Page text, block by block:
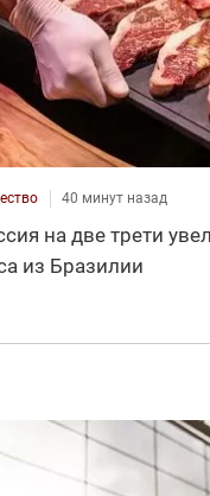
40 минут назад
на две трети
из Бразилии